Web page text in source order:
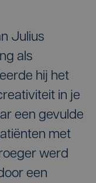
Julius
als
hij het
in je
een gevulde
met
werd
een